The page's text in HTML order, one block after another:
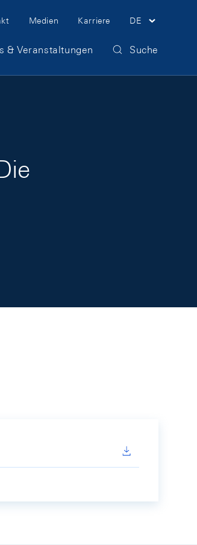
Medien Karriere DE
& Veranstaltungen Suche